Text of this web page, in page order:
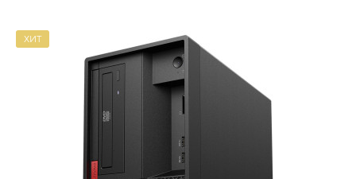
ХИТ